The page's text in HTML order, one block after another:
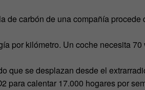
de carbón de una compañía
por kilómetro. Un coche necesita
que se desplazan desde el
para calentar 17.000 hogares por